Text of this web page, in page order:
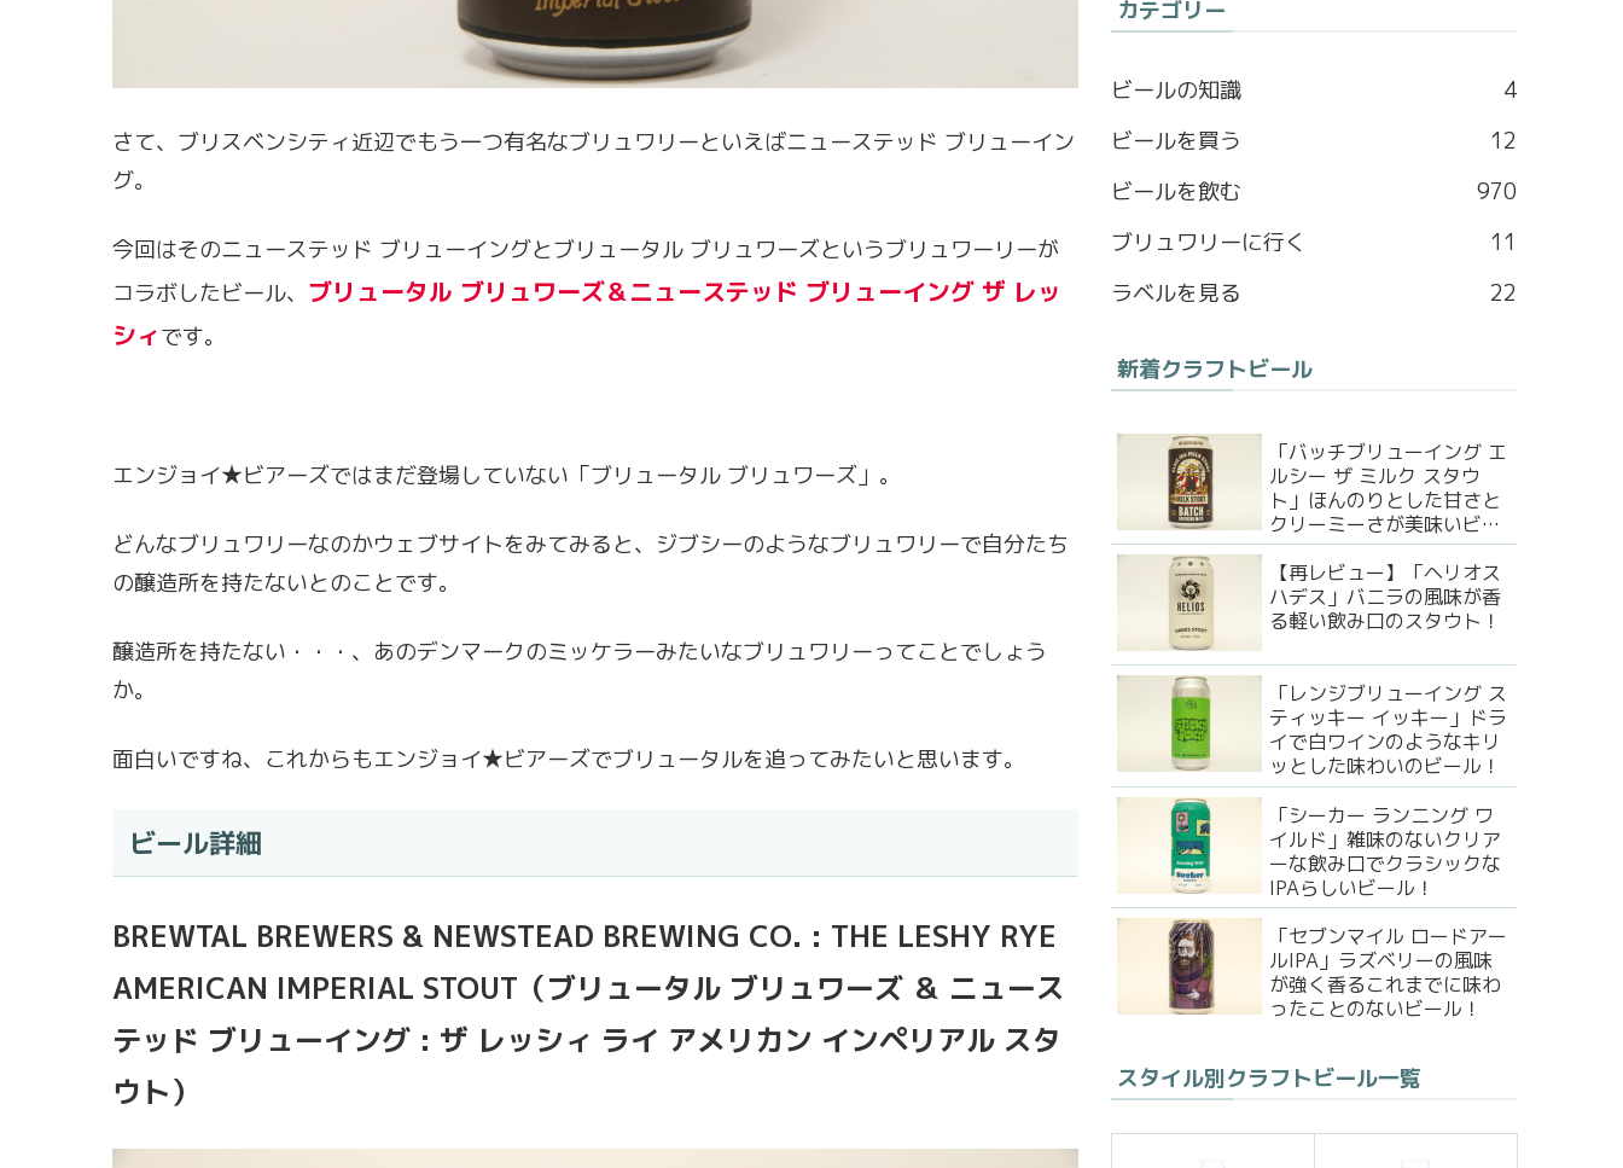
さて、ブリスベンシティ近辺でもう一つ有名なブリュワリーといえばニューステッド ブリューイン
グ。
今回はそのニューステッド ブリューイングとブリュータル ブリュワーズというブリュワーリーが
コラボしたビール、 ブリュータル ブリュワーズ＆ニューステッド ブリューイング ザ レッ
シィです。
エンジョイ★ビアーズではまだ登場していない「ブリュータル ブリュワーズ」。
どんなブリュワリーなのかウェブサイトをみてみると、ジブシーのようなブリュワリーで自分たち
の醸造所を持たないとのことです。
醸造所を持たない・・・、あのデンマークのミッケラーみたいなブリュワリーってことでしょう
か。
面白いですね、これからもエンジョイ★ビアーズでブリュータルを追ってみたいと思います。
ビール詳細
BREWTAL BREWERS & NEWSTEAD BREWING CO. : THE LESHY RYE
AMERICAN IMPERIAL STOUT（ブリュータル ブリュワーズ ＆ ニュース
テッド ブリューイング : ザ レッシィ ライ アメリカン インペリアル スタ
ウト）
c
b
o
o
k
t
a
g
r
a
M
カテゴリー
ビールの知識
4
ビールを買う
12
ビールを飲む
970
ブリュワリーに行く
11
ラベルを見る
22
新着クラフトビール
「バッチブリューイング エ
ルシー ザ ミルク スタウ
ト」ほんのりとした甘さと
クリーミーさが美味いビー
ル！
【再レビュー】「ヘリオス
ハデス」バニラの風味が香
る軽い飲み口のスタウト！
「レンジブリューイング ス
ティッキー イッキー」ドラ
イで白ワインのようなキリ
ッとした味わいのビール！
「シーカー ランニング ワ
イルド」雑味のないクリア
ーな飲み口でクラシックな
IPAらしいビール！
「セブンマイル ロードアー
ルIPA」ラズベリーの風味
が強く香るこれまでに味わ
ったことのないビール！
スタイル別クラフトビール一覧